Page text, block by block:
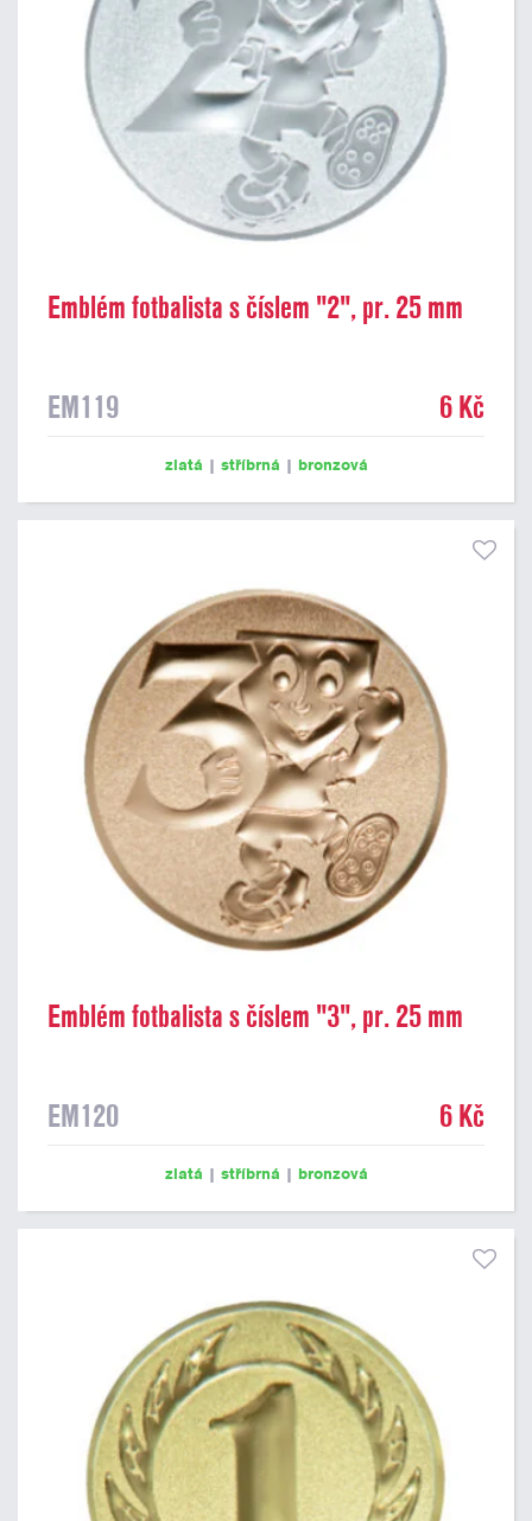
Emblém fotbalista s číslem "2", pr. 25 mm
EM119 6 Kč
zlatá | stříbrná | bronzová
Emblém fotbalista s číslem "3", pr. 25 mm
EM120 6 Kč
zlatá | stříbrná | bronzová